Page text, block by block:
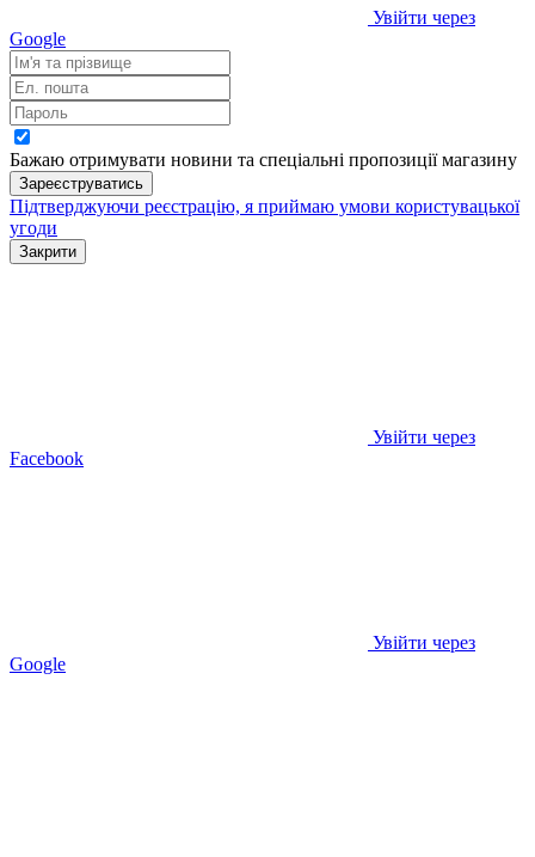
Увійти через
Google
Бажаю отримувати новини та спеціальні пропозиціїмагазину
Зареєструватись
Підтверджуючи реєстрацію, я приймаю умови користувацької
угоди
Закрити
Увійти через
Facebook
Увійти через
Google